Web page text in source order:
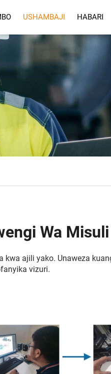
USHAMBAJI
USHAMBAJI
HABARI
Wa
ajili yako. Unaweza
vizuri.